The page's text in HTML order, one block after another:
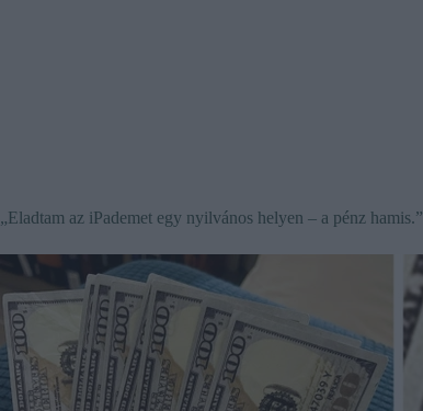
„Eladtam az iPademet egy nyilvános helyen – a pénz hamis.”